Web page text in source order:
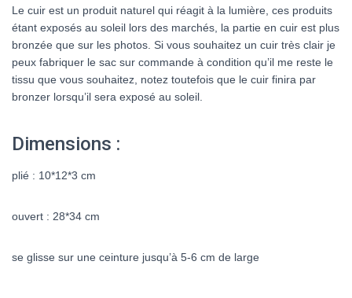
Le cuir est un produit naturel qui réagit à la lumière, ces produits
étant exposés au soleil lors des marchés, la partie en cuir est plus
bronzée que sur les photos. Si vous souhaitez un cuir très clair je
peux fabriquer le sac sur commande à condition qu’il me reste le
tissu que vous souhaitez, notez toutefois que le cuir finira par
bronzer lorsqu’il sera exposé au soleil.
Dimensions :
plié : 10*12*3 cm
ouvert : 28*34 cm
se glisse sur une ceinture jusqu’à 5-6 cm de large